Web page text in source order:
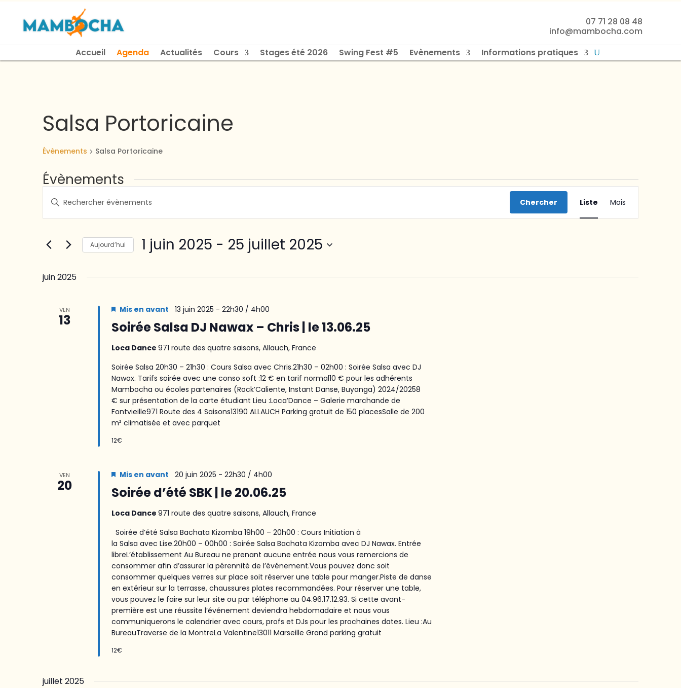
07 71 28 08 48
info@mambocha.com
Accueil
Agenda Actualités Cours Stages été 2026 Swing Fest #5 Evènements Informations pratiques
Salsa Portoricaine
Évènements Salsa Portoricaine
Évènements
Recherche
et
navigation
vues
Évènements
Saisir
mot-
clé.
Évènements
clé.
Chercher
Navigation
de
Liste Mois
Aujourd’hui 1 juin 2025 - 25 juillet 2025
juin 2025
VEN
13 Soirée Salsa DJ Nawax – Chris | le 13.06.25
Mis en avant 13 juin 2025 - 22h30 / 4h00
Loca Dance 971 route des quatre saisons, Allauch, France
Soirée Salsa 20h30 – 21h30 : Cours Salsa avec Chris.21h30 – 02h00 : Soirée Salsa avec DJ
Nawax. Tarifs soirée avec une conso soft :12 € en tarif normal10 € pour les adhérents
Mambocha ou écoles partenaires (Rock’Caliente, Instant Danse, Buyanga) 2024/20258
€ sur présentation de la carte étudiant Lieu :Loca’Dance – Galerie marchande de
Fontvieille971 Route des 4 Saisons13190 ALLAUCH Parking gratuit de 150 placesSalle de 200
m² climatisée et avec parquet
12€
VEN
20 Soirée d’été SBK | le 20.06.25
Mis en avant 20 juin 2025 - 22h30 / 4h00
Loca Dance 971 route des quatre saisons, Allauch, France
Soirée d’été Salsa Bachata Kizomba 19h00 – 20h00 : Cours Initiation à
la Salsa avec Lise.20h00 – 00h00 : Soirée Salsa Bachata Kizomba avec DJ Nawax. Entrée
libreL’établissement Au Bureau ne prenant aucune entrée nous vous remercions de
consommer afin d’assurer la pérennité de l’événement.Vous pouvez donc soit
consommer quelques verres sur place soit réserver une table pour manger.Piste de danse
en extérieur sur la terrasse, chaussures plates recommandées. Pour réserver une table,
vous pouvez le faire sur leur site ou par téléphone au 04.96.17.12.93. Si cette avant-
première est une réussite l’événement deviendra hebdomadaire et nous vous
communiquerons le calendrier avec cours, profs et DJs pour les prochaines dates. Lieu :Au
BureauTraverse de la MontreLa Valentine13011 Marseille Grand parking gratuit
12€
juillet 2025